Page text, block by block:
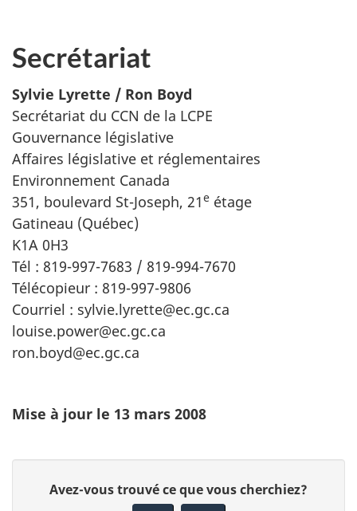
Secrétariat
Sylvie Lyrette / Ron Boyd
Secrétariat du CCN de la LCPE
Gouvernance législative
Affaires législative et réglementaires
Environnement Canada
351, boulevard St-Joseph, 21e étage
Gatineau (Québec)
K1A 0H3
Tél : 819-997-7683 / 819-994-7670
Télécopieur : 819-997-9806
Courriel : sylvie.lyrette@ec.gc.ca
louise.power@ec.gc.ca
ron.boyd@ec.gc.ca
Mise à jour le 13 mars 2008
Avez-vous trouvé ce que vous cherchiez?